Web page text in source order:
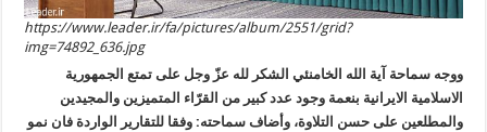
https://www.leader.ir/fa/pictures/album/2551/grid?
img=74892_636.jpg
ووجه سماحة آية الله الخامنئي الشكر لله عزّ وجل على تمتع الجمهورية
الاسلامية الايرانية بنعمة وجود عدد كبير من القرّاء المتميزين والمجيدين
والمطلعين على حسن التلاوة، وأضاف سماحته: وفقا للتقارير الواردة فان نمو